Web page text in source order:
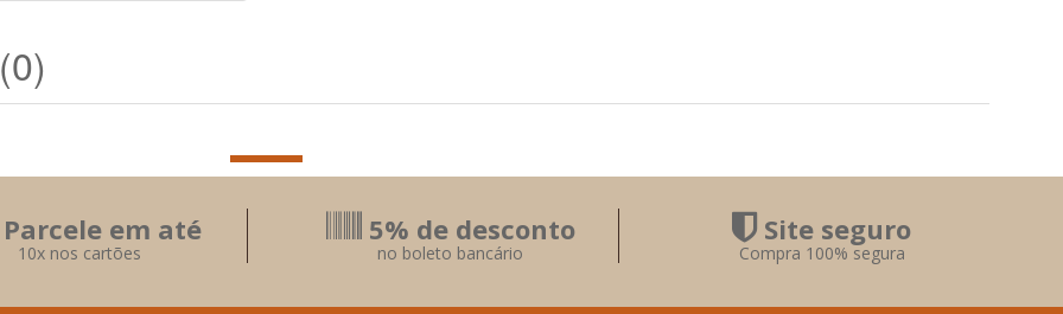
em até
10x nos cartões
5% de desconto
no boleto bancário
Site seguro
Compra 100% segura